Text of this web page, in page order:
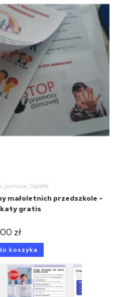
i pomoce, Gazetki
małoletnich przedszkole –
gratis
zł
koszyka